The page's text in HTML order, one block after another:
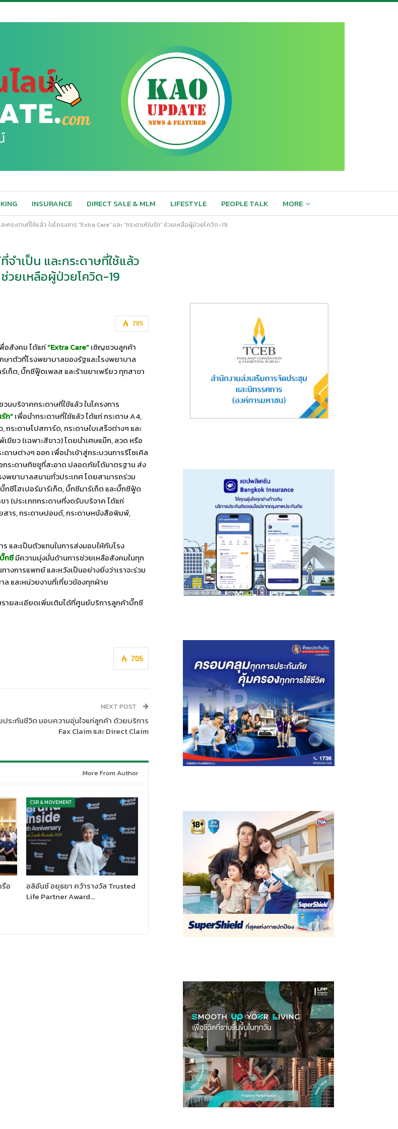
INSURANCE DIRECT SALE & MLM LIFESTYLE PEOPLE TALK MORE
กระดาษที่ใช้แล้ว ในโครงการ “Extra Care” และ “กระดาษปันรัก” ช่วยเหลือผู้ป่วยโควิด-19
ำเป็น และกระดาษที่ใช้แล้ว
ช่วยเหลือผู้ป่วยโควิด-19
705
อสังคม ได้แก่“Extra Care”เชิญชวนลูกค้า
าตัวที่โรงพยาบาลของรัฐและโรงพยาบาล
เก็ต, บิ๊กซีฟู๊ดเพลส และร้านยาเพรียว ทุกสาขา
นบริจาคกระดาษที่ใช้แล้ว ในโครงการ
ก”เพื่อนำกระดาษที่ใช้แล้ว ได้แก่ กระดาษ A4,
กระดาษโปสการ์ด, กระดาษใบเสร็จต่างๆ และ
ขียว (เฉพาะสีขาว) โดยนำเศษแม๊ก, ลวด หรือ
าษต่างๆ ออก เพื่อนำเข้าสู่กระบวนการรีไซเคิล
กระดาษทิชชูที่สะอาด ปลอดภัยได้มาตรฐาน ส่ง
พยาบาลสนามทั่วประเทศ โดยสามารถร่วม
กซีไฮเปอร์มาร์เก็ต, บิ๊กซีมาร์เก็ต และบิ๊กซีฟู้ด
า (ประเภทกระดาษที่งดรับบริจาค ได้แก่
สาร, กระดาษปอนด์, กระดาษหนังสือพิมพ์,
และเป็นตัวแทนในการส่งมอบให้กับโรง
กซีมีความมุ่งมั่นด้านการช่วยเหลือสังคมในทุก
การแพทย์ และหวังเป็นอย่างยิ่งว่าเราจะร่วม
ล และหน่วยงานที่เกี่ยวข้องทุกฝ่าย
ยละเอียดเพิ่มเติมได้ที่ศูนย์บริการลูกค้าบิ๊กซี
705
NEXT POST
ประกันชีวิต มอบความอุ่นใจแก่ลูกค้า ด้วยบริการ
Fax Claim และ Direct Claim
More From Author
อ
CSR & MOVEMENT
อลิอันซ์ อยุธยา คว้ารางวัล Trusted
Life Partner Award…